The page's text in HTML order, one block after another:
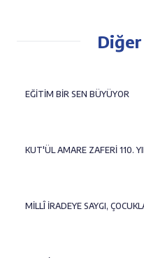
EĞİTİM BİR SEN BÜYÜYOR
KUT'ÜL AMARE ZAFERİ 110.
MİLLÎ İRADEYE SAYGI,